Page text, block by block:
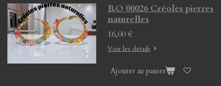
B.O 00026 Créoles pierres
naturelles
16,00 €
Voir les détails
Ajouter au panier